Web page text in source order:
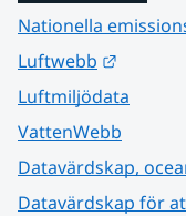
Nationella
Luftwebb
Luftmiljödata
VattenWebb
Datavärdskap,
Datavärdskap för